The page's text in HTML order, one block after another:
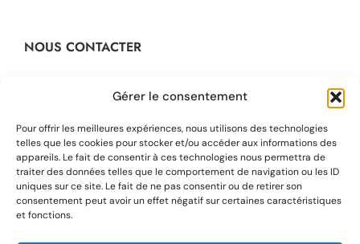
Gérer le consentement
Pour offrir les meilleures expériences, nous utilisons des technologies
telles que les cookies pour stocker et/ou accéder aux informations des
appareils. Le fait de consentir à ces technologies nous permettra de
traiter des données telles que le comportement de navigation ou les ID
uniques sur ce site. Le fait de ne pas consentir ou de retirer son
consentement peut avoir un effet négatif sur certaines caractéristiques
et fonctions.
NOUS CONTACTER
48 rue Barbaroux
13001 Marseille, France